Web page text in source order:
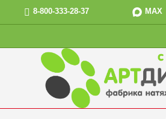
8-800-333-28-37 MAX